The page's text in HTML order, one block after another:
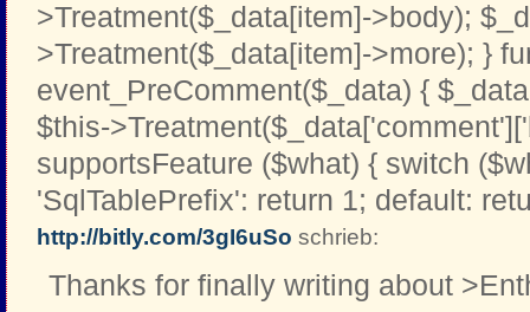
>Treatment($_data[item]->body);
>Treatment($_data[item]->more); }
event_PreComment($_data) {
$this-
supportsFeature ($what) { switch
'SqlTablePrefix': return 1; default:
http://bitly.com/3gI6uSo schrieb:
Thanks for finally writing about